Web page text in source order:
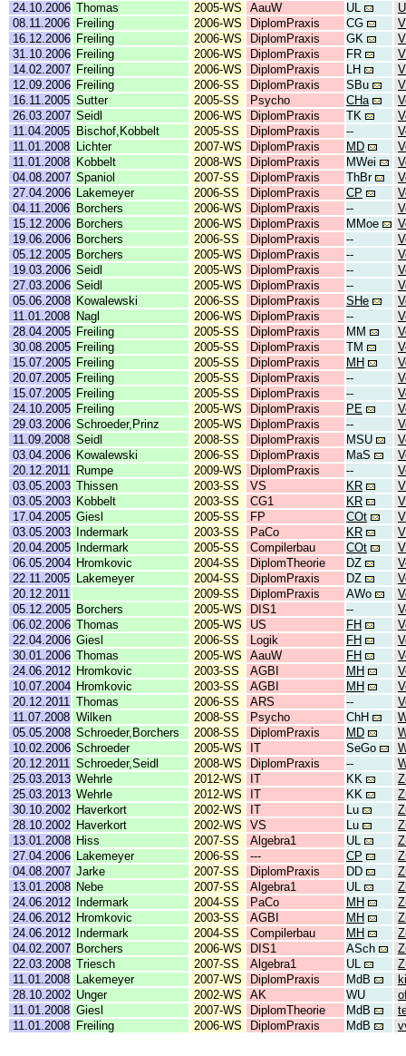
24.10.2006 Thomas 2005-WS AauW UL
08.11.2006 Freiling 2006-WS DiplomPraxis CG
16.12.2006 Freiling 2006-WS DiplomPraxis GK
31.10.2006 Freiling 2006-WS DiplomPraxis FR
14.02.2007 Freiling 2006-WS DiplomPraxis LH
12.09.2006 Freiling 2006-SS DiplomPraxis SBu
16.11.2005 Sutter 2005-SS Psycho CHa
26.03.2007 Seidl 2006-WS DiplomPraxis TK
11.04.2005 Bischof,Kobbelt 2005-SS DiplomPraxis --
11.01.2008
Lichter 2007-WS DiplomPraxis MD
11.01.2008 Kobbelt 2008-WS DiplomPraxis MWei
04.08.2007 Spaniol 2007-SS DiplomPraxis ThBr
27.04.2006
Lakemeyer 2006-SS DiplomPraxis CP
04.11.2006 Borchers 2006-WS DiplomPraxis --
15.12.2006 Borchers 2006-WS DiplomPraxis MMoe
19.06.2006 Borchers 2006-SS DiplomPraxis --
05.12.2005 Borchers 2005-WS DiplomPraxis --
19.03.2006 Seidl 2005-WS DiplomPraxis --
27.03.2006 Seidl 2005-WS DiplomPraxis --
05.06.2008 Kowalewski 2006-SS DiplomPraxis SHe
11.01.2008 Nagl 2006-WS DiplomPraxis --
28.04.2005 Freiling 2005-SS DiplomPraxis MM
30.08.2005 Freiling 2005-SS DiplomPraxis TM
15.07.2005 Freiling 2005-SS DiplomPraxis MH
20.07.2005 Freiling 2005-SS DiplomPraxis --
15.07.2005 Freiling 2005-SS DiplomPraxis --
24.10.2005 Freiling 2005-WS DiplomPraxis PE
29.03.2006 Schroeder,Prinz 2005-WS DiplomPraxis --
11.09.2008 Seidl 2008-SS DiplomPraxis MSU
03.04.2006 Kowalewski 2006-SS DiplomPraxis MaS
20.12.2011
Rumpe 2009-WS DiplomPraxis --
03.05.2003 Thissen 2003-SS VS KR
03.05.2003 Kobbelt 2003-SS CG1 KR
17.04.2005 Giesl 2005-SS FP COt
03.05.2003
Indermark 2003-SS PaCo KR
20.04.2005
Indermark 2005-SS Compilerbau COt
06.05.2004 Hromkovic 2004-SS DiplomTheorie DZ
22.11.2005
Lakemeyer 2004-SS DiplomPraxis DZ
20.12.2011
2009-SS DiplomPraxis AWo
05.12.2005 Borchers 2005-WS DIS1 --
06.02.2006 Thomas 2005-WS US FH
22.04.2006 Giesl 2006-SS Logik FH
30.01.2006 Thomas 2005-WS AauW FH
24.06.2012 Hromkovic 2003-SS AGBI MH
10.07.2004 Hromkovic 2003-SS AGBI MH
20.12.2011
Thomas 2006-SS ARS --
11.07.2008 Wilken 2008-SS Psycho ChH
05.05.2008 Schroeder,Borchers 2008-SS DiplomPraxis MD
10.02.2006 Schroeder 2005-WS IT SeGo
20.12.2011
Schroeder,Seidl 2008-WS DiplomPraxis --
25.03.2013 Wehrle 2012-WS IT KK
25.03.2013 Wehrle 2012-WS IT KK
30.10.2002 Haverkort 2002-WS IT Lu
28.10.2002 Haverkort 2002-WS VS Lu
13.01.2008 Hiss 2007-SS Algebra1 UL
27.04.2006
Lakemeyer 2006-SS --- CP
04.08.2007 Jarke 2007-SS DiplomPraxis DD
13.01.2008 Nebe 2007-SS Algebra1 UL
24.06.2012
Indermark 2004-SS PaCo MH
24.06.2012 Hromkovic 2003-SS AGBI MH
24.06.2012
Indermark 2004-SS Compilerbau MH
04.02.2007 Borchers 2006-WS DIS1 ASch
22.03.2008 Triesch 2007-SS Algebra1 UL
11.01.2008
Lakemeyer 2007-WS DiplomPraxis MdB
28.10.2002 Unger 2002-WS AK WU
11.01.2008 Giesl 2007-WS DiplomTheorie MdB
11.01.2008 Freiling 2006-WS DiplomPraxis MdB